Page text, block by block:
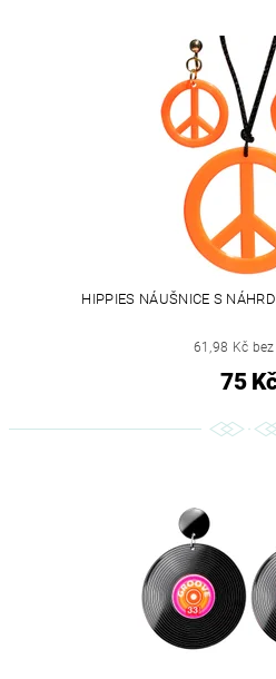
HIPPIES NÁUŠNICE S
61,98 Kč bez
75